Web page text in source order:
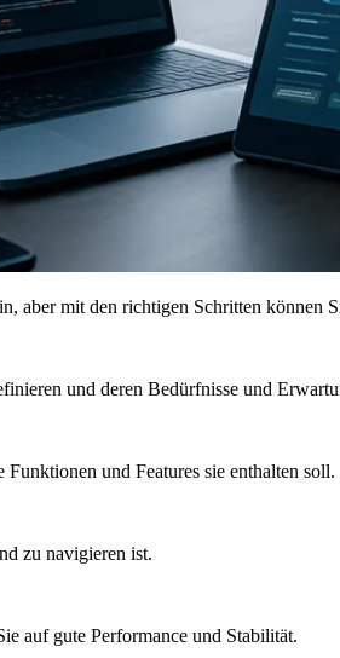
aber mit den richtigen Schritten
und deren Bedürfnisse und
und Features sie enthalten soll.
zu navigieren ist.
auf gute Performance und Stabilität.